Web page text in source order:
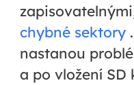
chybné sektory
nastanou
a po vložení SD